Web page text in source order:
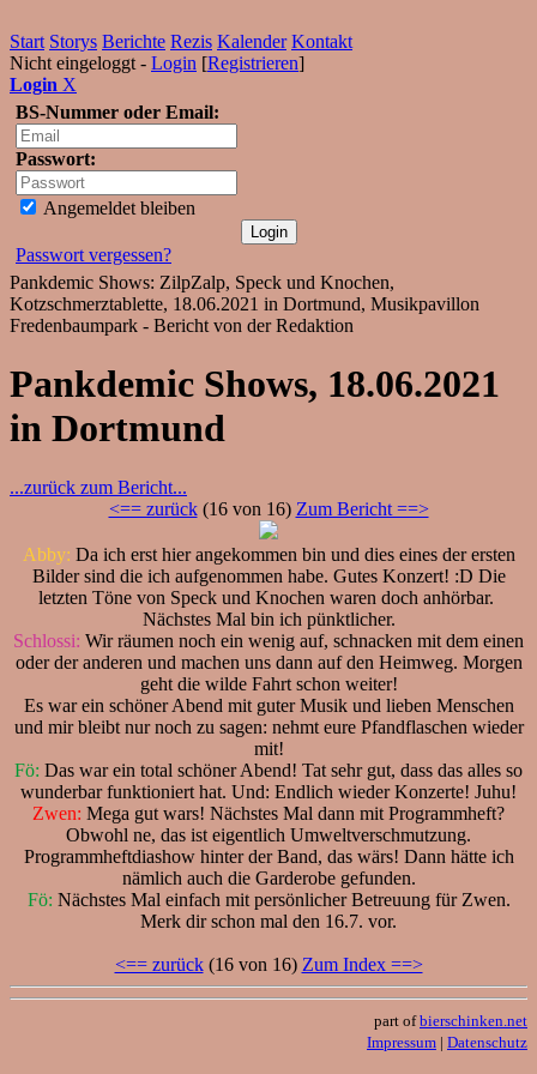
Start Storys Berichte Rezis Kalender Kontakt
Nicht eingeloggt - Login [Registrieren]
Login X
BS-Nummer oder Email:
Passwort:
Angemeldet bleiben
Passwort vergessen?
Pankdemic Shows: ZilpZalp, Speck und Knochen,
Kotzschmerztablette, 18.06.2021 in Dortmund, Musikpavillon
Fredenbaumpark - Bericht von der Redaktion
Pankdemic Shows, 18.06.2021
in Dortmund
...zurück zum Bericht...
<== zurück(16 von 16) Zum Bericht ==>
Abby: Da ich erst hier angekommen bin und dies eines der ersten
Bilder sind die ich aufgenommen habe. Gutes Konzert! :D Die
letzten Töne von Speck und Knochen waren doch anhörbar.
Nächstes Mal bin ich pünktlicher.
Schlossi: Wir räumen noch ein wenig auf, schnacken mit dem einen
oder der anderen und machen uns dann auf den Heimweg. Morgen
geht die wilde Fahrt schon weiter!
Es war ein schöner Abend mit guter Musik und lieben Menschen
und mir bleibt nur noch zu sagen: nehmt eure Pfandflaschen wieder
mit!
Fö: Das war ein total schöner Abend! Tat sehr gut, dass das alles so
wunderbar funktioniert hat. Und: Endlich wieder Konzerte! Juhu!
Zwen: Mega gut wars! Nächstes Mal dann mit Programmheft?
Obwohl ne, das ist eigentlich Umweltverschmutzung.
Programmheftdiashow hinter der Band, das wärs! Dann hätte ich
nämlich auch die Garderobe gefunden.
Fö: Nächstes Mal einfach mit persönlicher Betreuung für Zwen.
Merk dir schon mal den 16.7. vor.
<== zurück(16 von 16) Zum Index ==>
part ofbierschinken.net
Impressum | Datenschutz